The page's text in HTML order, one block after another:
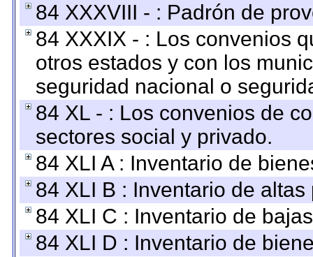
84 XXXVIII - : Padrón de
84 XXXIX - : Los convenios
otros estados y con los
seguridad nacional o
84 XL - : Los convenios de
sectores social y privado.
84 XLI A : Inventario de
84 XLI B : Inventario de
84 XLI C : Inventario de
84 XLI D : Inventario de